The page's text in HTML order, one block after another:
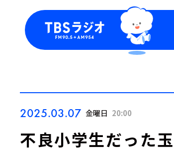
2025.03.07 金曜日 20:00
不良小学生だった